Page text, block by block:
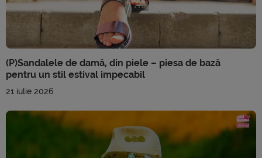
(P)Sandalele de damă, din piele – piesa de bază
pentru un stil estival impecabil
21 iulie 2026